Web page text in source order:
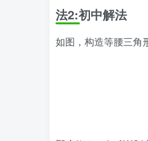
法2:初中解法
如图，构造等腰三角